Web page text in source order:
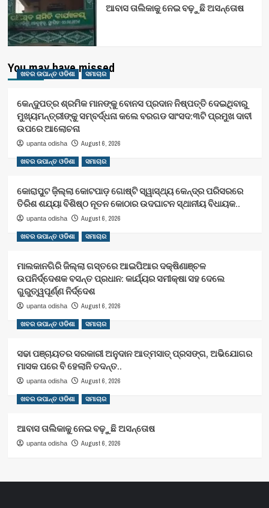
ଆବାସ ତାଲିକାକୁ ନେଇ ବଢ଼ୁଛି ଅସନ୍ତୋଷ
You may have missed
ଖବର ଉପାନ୍ତ ଓଡିଶା ସମାଚାର
କେନ୍ଦୁପତ୍ର ଶ୍ରମିକ ମାନଙ୍କୁ ବୋନସ ପ୍ରଦାନ ନିଷ୍ପତ୍ତି ଦେଇଥିବାରୁ
ମୁଖ୍ୟମନ୍ତ୍ରୀଙ୍କୁ ସମ୍ବର୍ଦ୍ଧନା କଲେ ବରଗଡ ସାଂସଦ:୩ଟି ପ୍ରମୁଖ ଦାବୀ
ଉପରେ ଆଲୋଚନା
upanta odisha August 6, 2026
ଖବର ଉପାନ୍ତ ଓଡିଶା ସମାଚାର
କୋରାପୁଟ ଜ଼ିଲ୍ଲା କୋଟପାଡ଼ ଗୋଷ୍ଟି ସ୍ୱାସ୍ଥ୍ୟ କେନ୍ଦ୍ର ପରିସରରେ
ତିରିଶ ଶଯ୍ୟା ବିଶିଷ୍ଠ ନୂତନ କୋଠାର ଉଦଘାଟନ ସ୍ଥାନୀୟ ବିଧାୟକ..
upanta odisha August 6, 2026
ଖବର ଉପାନ୍ତ ଓଡିଶା ସମାଚାର
ମାଲକାନଗିରି ଜିଲ୍ଲା ଗସ୍ତରେ ଆଇପିଆର ଦକ୍ଷିଣାଞ୍ଚଳ
ଉପନିର୍ଦ୍ଦେଶକ ବସନ୍ତ ପ୍ରଧାନ: କାର୍ଯ୍ୟର ସମୀକ୍ଷା ସହ ଦେଲେ
ଗୁରୁତ୍ୱପୂର୍ଣ୍ଣ ନିର୍ଦ୍ଦେଶ
upanta odisha August 6, 2026
ଖବର ଉପାନ୍ତ ଓଡିଶା ସମାଚାର
ସଢା ପଞ୍ଚାୟତର ସରକାରୀ ଅନୁଦାନ ଆତ୍ମସାତ୍ ପ୍ରସଙ୍ଗ, ଅଭିଯୋଗର
ମାସକ ପରେ ବି ହେଲାନି ତଦନ୍ତ..
upanta odisha August 6, 2026
ଖବର ଉପାନ୍ତ ଓଡିଶା ସମାଚାର
ଆବାସ ତାଲିକାକୁ ନେଇ ବଢ଼ୁଛି ଅସନ୍ତୋଷ
upanta odisha August 6, 2026